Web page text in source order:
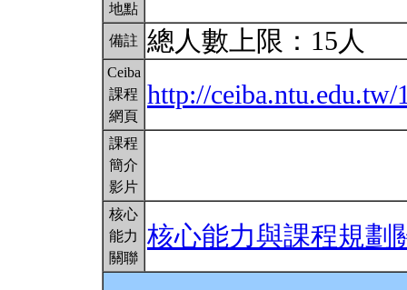
地點
備註 總人數上限：15人
Ceiba
課程
網頁
http://ceiba.ntu.edu.tw/
課程
簡介
影片
核心
能力
關聯
核心能力與課程規劃